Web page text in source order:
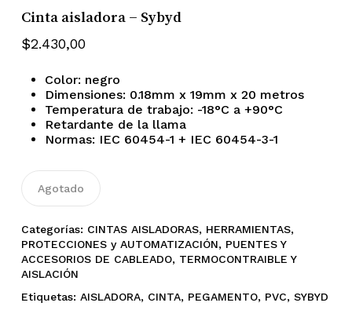
Cinta aisladora – Sybyd
$2.430,00
Color: negro
Dimensiones: 0.18mm x 19mm x 20 metros
Temperatura de trabajo: -18°C a +90°C
Retardante de la llama
Normas: IEC 60454-1 + IEC 60454-3-1
Agotado
Categorías: CINTAS AISLADORAS, HERRAMIENTAS,
PROTECCIONES y AUTOMATIZACIÓN, PUENTES Y
ACCESORIOS DE CABLEADO, TERMOCONTRAIBLE Y
AISLACIÓN
Etiquetas: AISLADORA, CINTA, PEGAMENTO, PVC, SYBYD